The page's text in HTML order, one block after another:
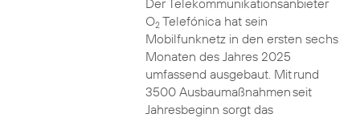
Der Telekommunikationsanbieter
O2Telefónica hat sein
Mobilfunknetz in den ersten sechs
Monaten des Jahres 2025
umfassend ausgebaut. Mit rund
3500 Ausbaumaßnahmen seit
Jahresbeginn sorgt das